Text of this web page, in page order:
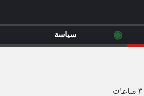
◉ سياسة